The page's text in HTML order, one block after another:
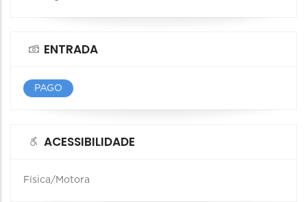
ENTRADA
PAGO
ACESSIBILIDADE
Física/Motora